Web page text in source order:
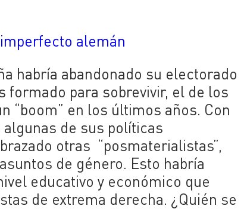
alemán
habría abandonado su electorado
formado para sobrevivir, el de los
“boom” en los últimos años. Con
de sus políticas
otras “posmaterialistas”,
de género. Esto habría
educativo y económico que
de extrema derecha. ¿Quién se